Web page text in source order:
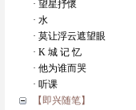
· 望星抒懷
· 水
· 莫让浮云遮望眼
· K 城 记 忆
· 他为谁而哭
· 听课
【即兴随笔】